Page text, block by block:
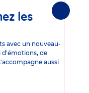
les
avec un nouveau-
d'émotions, de
aussi